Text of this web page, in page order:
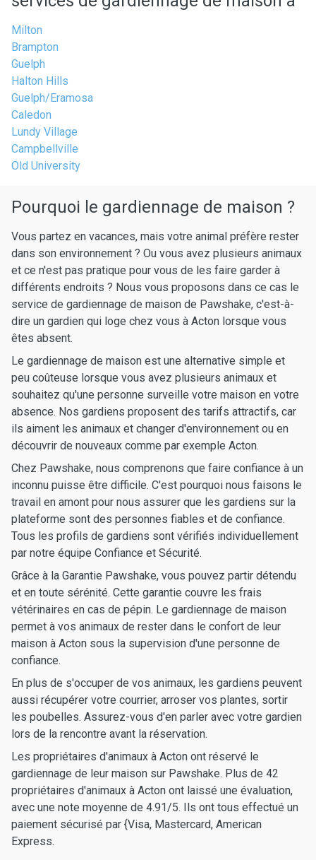
Milton
Brampton
Guelph
Halton Hills
Guelph/Eramosa
Caledon
Lundy Village
Campbellville
Old University
Pourquoi le gardiennage de maison ?
Vous partez en vacances, mais votre animal préfère rester
dans son environnement ? Ou vous avez plusieurs animaux
et ce n'est pas pratique pour vous de les faire garder à
différents endroits ? Nous vous proposons dans ce cas le
service de gardiennage de maison de Pawshake, c'est-à-
dire un gardien qui loge chez vous à Acton lorsque vous
êtes absent.
Le gardiennage de maison est une alternative simple et
peu coûteuse lorsque vous avez plusieurs animaux et
souhaitez qu'une personne surveille votre maison en votre
absence. Nos gardiens proposent des tarifs attractifs, car
ils aiment les animaux et changer d'environnement ou en
découvrir de nouveaux comme par exemple Acton.
Chez Pawshake, nous comprenons que faire confiance à un
inconnu puisse être difficile. C'est pourquoi nous faisons le
travail en amont pour nous assurer que les gardiens sur la
plateforme sont des personnes fiables et de confiance.
Tous les profils de gardiens sont vérifiés individuellement
par notre équipe Confiance et Sécurité.
Grâce à la Garantie Pawshake, vous pouvez partir détendu
et en toute sérénité. Cette garantie couvre les frais
vétérinaires en cas de pépin. Le gardiennage de maison
permet à vos animaux de rester dans le confort de leur
maison à Acton sous la supervision d'une personne de
confiance.
En plus de s'occuper de vos animaux, les gardiens peuvent
aussi récupérer votre courrier, arroser vos plantes, sortir
les poubelles. Assurez-vous d'en parler avec votre gardien
lors de la rencontre avant la réservation.
Les propriétaires d'animaux à Acton ont réservé le
gardiennage de leur maison sur Pawshake. Plus de 42
propriétaires d'animaux à Acton ont laissé une évaluation,
avec une note moyenne de 4.91/5. Ils ont tous effectué un
paiement sécurisé par {Visa, Mastercard, American
Express.